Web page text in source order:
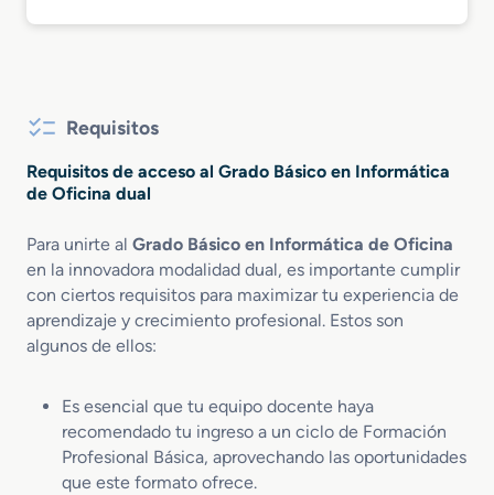
Requisitos
Requisitos de acceso al Grado Básico en Informática
de Oficina dual
Para unirte al Grado Básico en Informática de Oficina
en la innovadora modalidad dual, es importante cumplir
con ciertos requisitos para maximizar tu experiencia de
aprendizaje y crecimiento profesional. Estos son
algunos de ellos:
Es esencial que tu equipo docente haya
recomendado tu ingreso a un ciclo de Formación
Profesional Básica, aprovechando las oportunidades
que este formato ofrece.